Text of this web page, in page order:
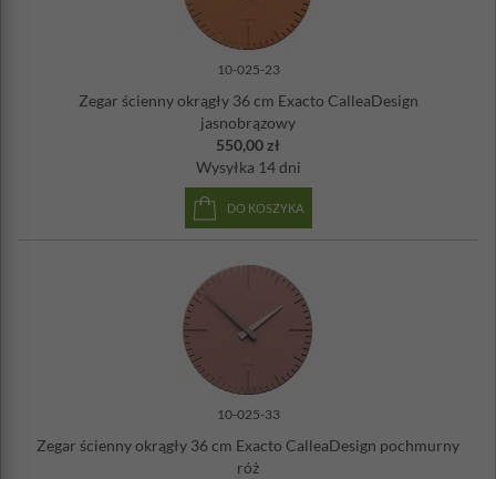
10-025-23
Zegar ścienny okrągły 36 cm Exacto CalleaDesign
jasnobrązowy
550,00 zł
Wysyłka 14 dni
DO KOSZYKA
10-025-33
Zegar ścienny okrągły 36 cm Exacto CalleaDesign pochmurny
róż